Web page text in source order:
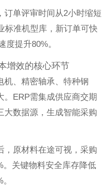
订单评审时间从2小时缩短
标准机型库，新订单可快
度提升80%。
增效的核心环节
机、精密轴承、特种钢
ERP需集成供应商交期
大数据源，生成智能采购
，原材料在途可视，采购
。关键物料安全库存降低